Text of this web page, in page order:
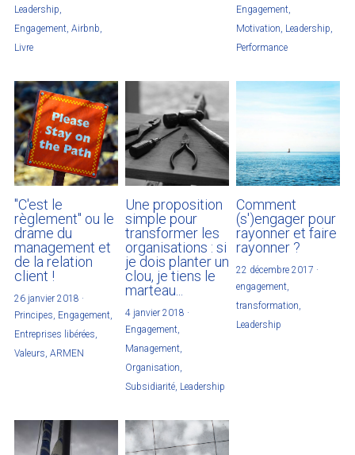
Leadership,
Engagement, Airbnb,
Livre
Engagement,
Motivation, Leadership,
Performance
"C'est le
règlement" ou le
drame du
management et
de la relation
client !
26 janvier 2018 ·
Principes, Engagement,
Entreprises libérées,
Valeurs, ARMEN
Une proposition
simple pour
transformer les
organisations : si
je dois planter un
clou, je tiens le
marteau...
4 janvier 2018 ·
Engagement,
Management,
Organisation,
Subsidiarité, Leadership
Comment
(s')engager pour
rayonner et faire
rayonner ?
22 décembre 2017 ·
engagement,
transformation,
Leadership